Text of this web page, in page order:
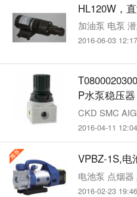
HL120W，
加油泵 电泵
2016-06-03 12:17
P水泵稳压器
CKD SMC
2016-04-11 12:04
VPBZ-1S,电
电池泵 点烟
2016-02-23 19:46